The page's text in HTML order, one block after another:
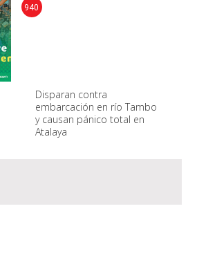
Disparan contra
embarcación en río Tambo
y causan pánico total en
Atalaya
940